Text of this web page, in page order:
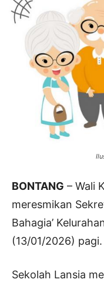
BONTANG – Wali
meresmikan
Bahagia’
(13/01/2026) pagi.
Sekolah Lansia